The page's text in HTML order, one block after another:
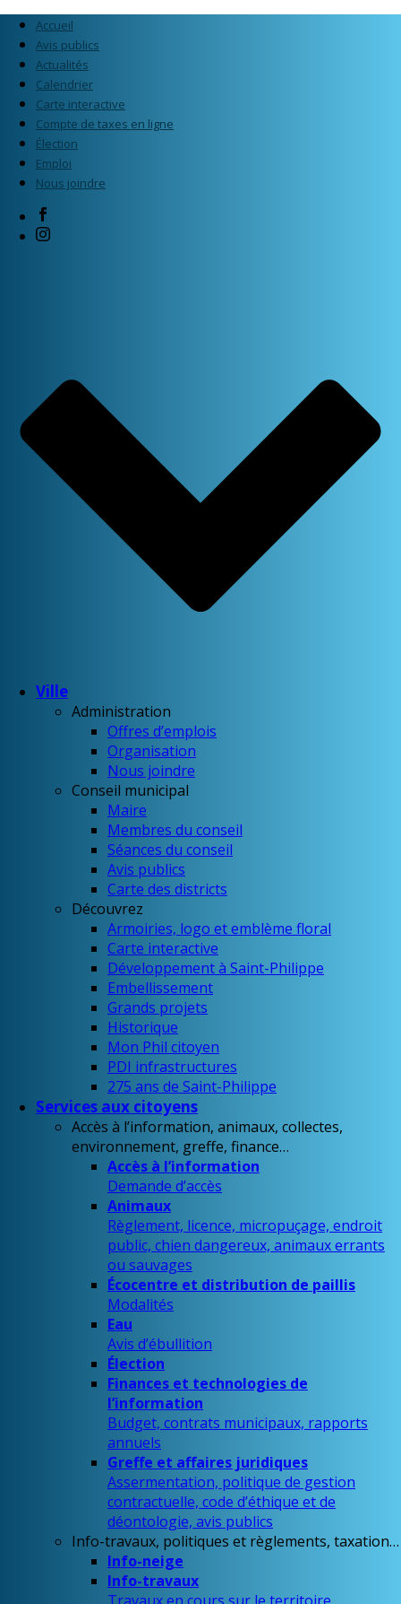
Accueil
Avis publics
Actualités
Calendrier
Carte interactive
Compte de taxes en ligne
Élection
Emploi
Nous joindre
Ville
Administration
Offres d’emplois
Organisation
Nous joindre
Conseil municipal
Maire
Membres du conseil
Séances du conseil
Avis publics
Carte des districts
Découvrez
Armoiries, logo et emblème floral
Carte interactive
Développement à Saint-Philippe
Embellissement
Grands projets
Historique
Mon Phil citoyen
PDI infrastructures
275 ans de Saint-Philippe
Services aux citoyens
Accès à l’information, animaux, collectes,
environnement, greffe, finance…
Accès à l’information
Demande d’accès
Animaux
Règlement, licence, micropuçage, endroit
public, chien dangereux, animaux errants
ou sauvages
Écocentre et distribution de paillis
Modalités
Eau
Avis d’ébullition
Élection
Finances et technologies de
l’information
Budget, contrats municipaux, rapports
annuels
Greffe et affaires juridiques
Assermentation, politique de gestion
contractuelle, code d’éthique et de
déontologie, avis publics
Info-travaux, politiques et règlements, taxation…
Info-neige
Info-travaux